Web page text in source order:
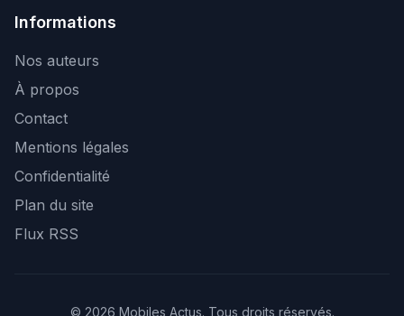
Informations
Nos auteurs
À propos
Contact
Mentions légales
Confidentialité
Plan du site
Flux RSS
© 2026 Mobiles Actus. Tous droits réservés.